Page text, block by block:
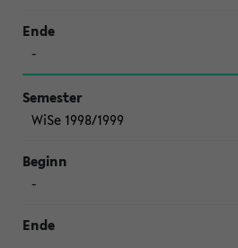
-
WiSe 1998/1999
-